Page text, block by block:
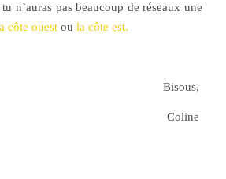
n’auras pas beaucoup de réseaux une
côte ouest ou la côte est.
Bisous,
Coline